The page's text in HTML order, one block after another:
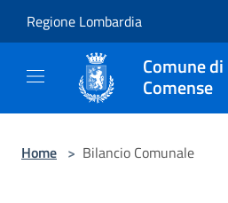
Regione Lombardia
Comune
Comense
Home > Bilancio Comunale